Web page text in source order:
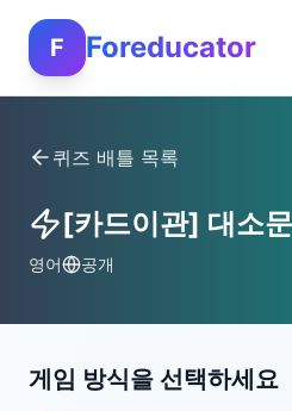
F Foreducator
퀴즈 배틀 목록
[카드이관] 대소
영어 공개
게임 방식을 선택하세요